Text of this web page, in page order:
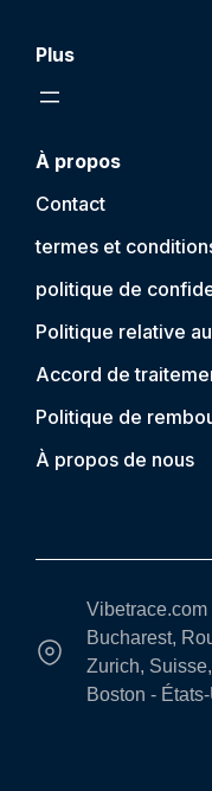
Plus
À propos
Contact
termes et
politique de
Politique relative
Accord de
Politique de
À propos de nous
Vibetrace.com
Bucharest,
Zurich, Suisse,
Boston -